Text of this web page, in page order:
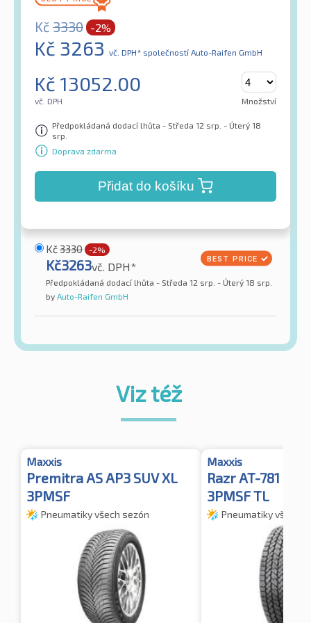
Kč 3330 -2%
Kč 3263 vč. DPH* společností Auto-Raifen GmbH
Kč 13052.00
vč. DPH Množství
Předpokládaná dodací lhůta - Středa 12 srp. - Úterý 18
srp.
Doprava zdarma
Přidat do košíku
Kč3330 -2%
Kč3263vč. DPH*
Předpokládaná dodací lhůta - Středa 12 srp. - Úterý 18 srp.
by Auto-Raifen GmbH
Viz též
Maxxis
Premitra AS AP3 SUV XL
3PMSF
Pneumatiky všech sezón
Maxxis
Razr AT-781
3PMSF TL
Pneumatiky všech